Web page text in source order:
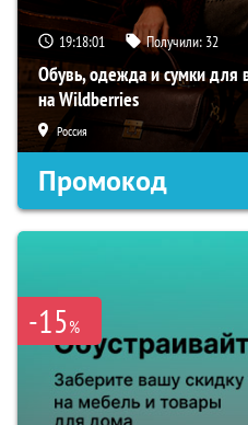
19:18:00 Получили: 32
Обувь, одежда и сумки для
на Wildberries
Россия
Промокод
-15%